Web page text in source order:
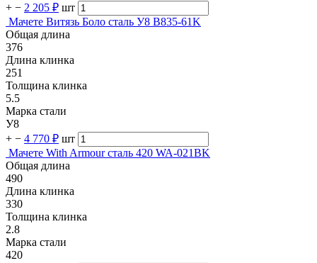
+ − 2 205 ₽ шт
Мачете Витязь Боло сталь У8 B835-61K
Общая длина
376
Длина клинка
251
Толщина клинка
5.5
Марка стали
У8
+ − 4 770 ₽ шт
Мачете With Armour сталь 420 WA-021BK
Общая длина
490
Длина клинка
330
Толщина клинка
2.8
Марка стали
420